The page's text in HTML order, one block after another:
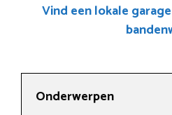
Vind een lokale
Onderwerpen